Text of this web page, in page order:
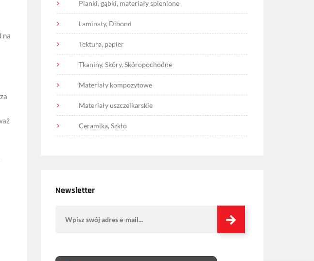
na
Pianki, gąbki, materiały spienione
Laminaty, Dibond
Tektura, papier
Tkaniny, Skóry, Skóropochodne
Materiały kompozytowe
Materiały uszczelkarskie
Ceramika, Szkło
Newsletter